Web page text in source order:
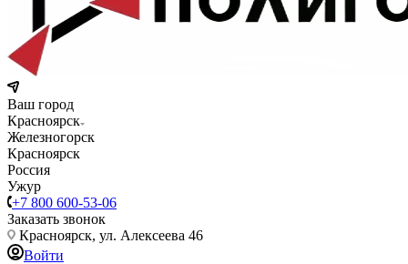
Ваш город
Красноярск
Железногорск
Красноярск
Россия
Ужур
+7 800 600-53-06
Заказать звонок
Красноярск, ул. Алексеева 46
Войти